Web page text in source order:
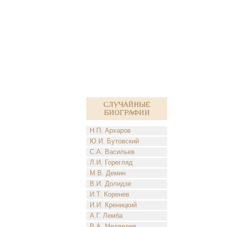
Случайные
биографии
Н.П. Архаров
Ю.И. Бутовский
С.А. Васильев
Л.И. Горегляд
М.В. Демин
В.И. Долидзе
И.Т. Коренев
И.И. Креницкий
А.Г. Лемба